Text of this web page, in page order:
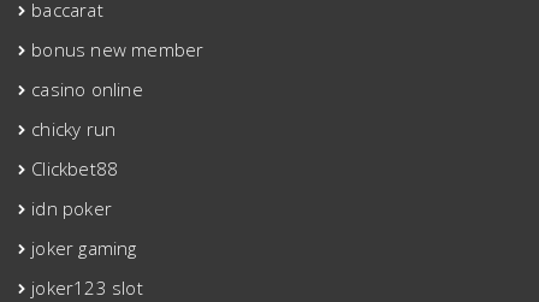
baccarat
bonus new member
casino online
chicky run
Clickbet88
idn poker
joker gaming
joker123 slot